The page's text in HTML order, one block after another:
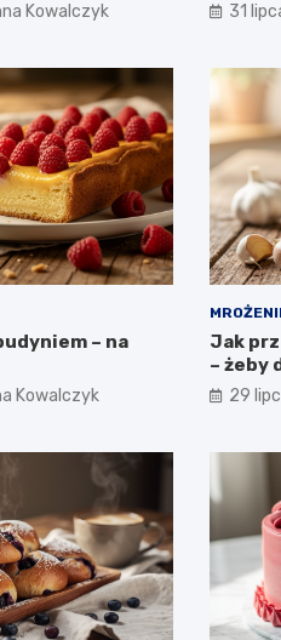
Kowalczyk 31
– na
Kowalczyk
Jak
– żeby
29